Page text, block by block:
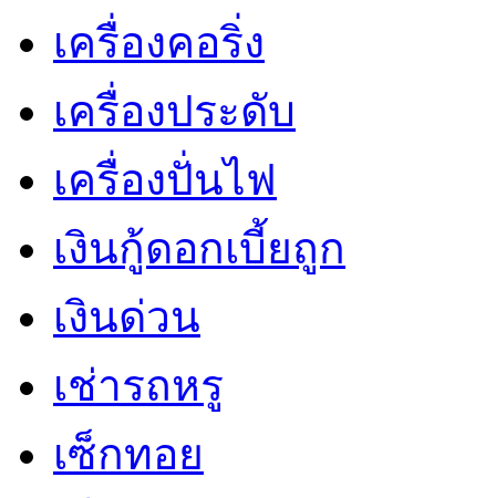
เครื่องคอริ่ง
เครื่องประดับ
เครื่องปั่นไฟ
เงินกู้ดอกเบี้ยถูก
เงินด่วน
เช่ารถหรู
เซ็กทอย